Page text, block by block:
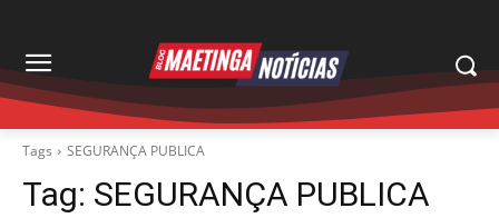
Tags SEGURANÇA PUBLICA
Tag: SEGURANÇA PUBLICA